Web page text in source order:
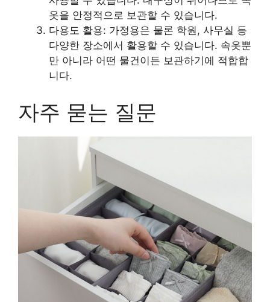
옷을 안정적으로 보관할 수 있습니다.
다용도 활용: 가정용은 물론 학원, 사무실 등
다양한 장소에서 활용할 수 있습니다. 속옷뿐
만 아니라 어떤 물건이든 보관하기에 적합합
니다.
자주 묻는 질문